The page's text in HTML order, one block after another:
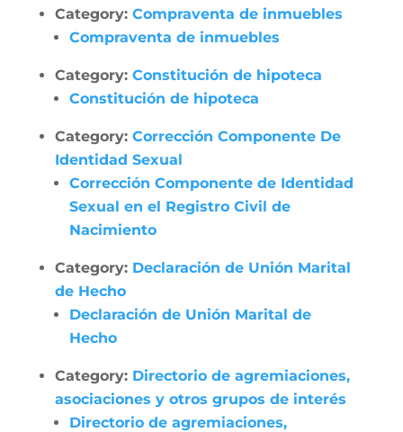
Category: Compraventa de inmuebles
Compraventa de inmuebles
Category: Constitución de hipoteca
Constitución de hipoteca
Category: Corrección Componente De
Identidad Sexual
Corrección Componente de Identidad
Sexual en el Registro Civil de
Nacimiento
Category: Declaración de Unión Marital
de Hecho
Declaración de Unión Marital de
Hecho
Category: Directorio de agremiaciones,
asociaciones y otros grupos de interés
Directorio de agremiaciones,